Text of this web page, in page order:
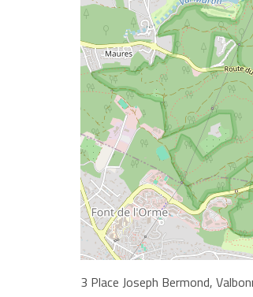
3 Place Joseph Bermond,